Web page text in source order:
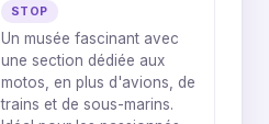
STOP
Un musée fascinant avec
une section dédiée aux
motos, en plus d'avions, de
trains et de sous-marins.